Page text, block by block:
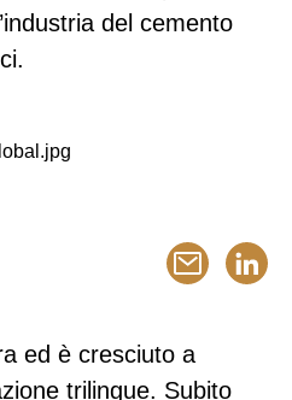
del cemento
ed è cresciuto a
trilingue. Subito